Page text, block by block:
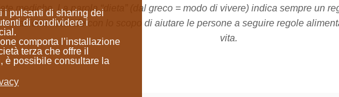
i pulsanti di sharing dei
di condividere i
comporta l’installazione
terza che offre il
è possibile consultare la
mediche. La parola “dieta”
(dal greco = modo di vivere)indica sempre un
naturale con lo scopo di aiutare le persone a seguire regole
vita.